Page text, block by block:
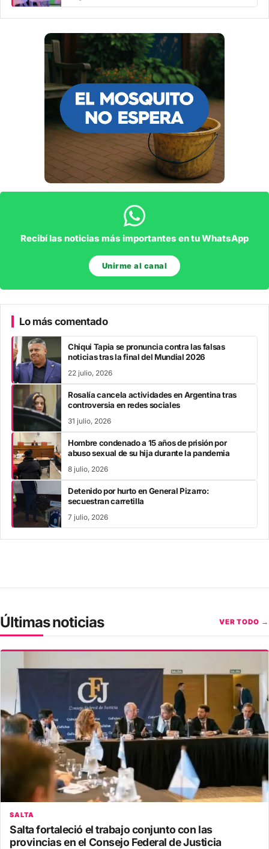
Recibí las noticias más importantes en tu WhatsApp
Unirme al canal
Lo más comentado
Chiqui Tapia se pronuncia contra las falsas
noticias tras la final del Mundial 2026
22 julio, 2026
Rosalía cancela actividades en Argentina tras
controversia en redes sociales
31 julio, 2026
Hombre condenado a 15 años de prisión por
abuso sexual de su hija durante la pandemia
8 julio, 2026
Detenido por hurto en General Pizarro:
secuestran carretilla
7 julio, 2026
Últimas noticias VER TODO →
SALTA
Salta fortaleció el trabajo conjunto con las
provincias en el Consejo Federal de Justicia